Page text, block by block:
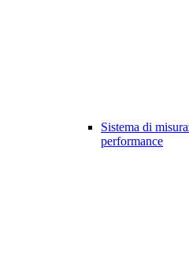
Sistema di
performance